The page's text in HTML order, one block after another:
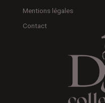
Mentions légales
Contact